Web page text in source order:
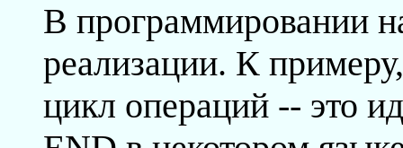
В программировании
реализации. К
цикл операций -- это